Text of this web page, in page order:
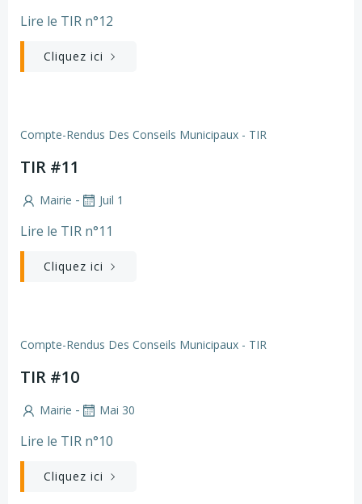
Lire le TIR n°12
Cliquez ici
Compte-Rendus Des Conseils Municipaux - TIR
TIR #11
Mairie - Juil 1
Lire le TIR n°11
Cliquez ici
Compte-Rendus Des Conseils Municipaux - TIR
TIR #10
Mairie - Mai 30
Lire le TIR n°10
Cliquez ici